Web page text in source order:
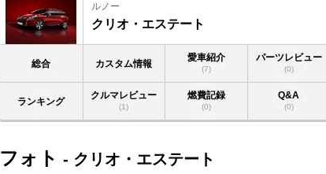
ルノー
クリオ・エステート
総合 カスタム情報
愛車紹介
(7)
パーツレビュー
(0)
ランキング
クルマレビュー
(1)
燃費記録
(0)
Q&A
(0)
フォト - クリオ・エステート